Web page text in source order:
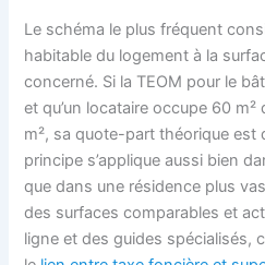
Le schéma le plus fréquent
habitable du logement à la
concerné. Si la TEOM pour le
et qu’un locataire occupe 60
m², sa quote-part théorique est
principe s’applique aussi bien
que dans une résidence plus
des surfaces comparables et
ligne et des guides spécialisés,